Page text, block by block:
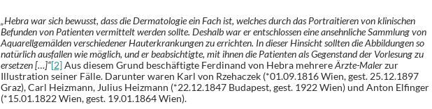
„Hebra war sich bewusst, dass die Dermatologie ein Fach ist, welches durch das Portraitieren von klinischen
Befunden von Patienten vermittelt werden sollte. Deshalb war er entschlossen eine ansehnliche Sammlung von
Aquarellgemälden verschiedener Hauterkrankungen zu errichten. In dieser Hinsicht sollten die Abbildungen so
natürlich ausfallen wie möglich, und er beabsichtigte, mit ihnen die Patienten als Gegenstand der Vorlesung zu
ersetzen […]“[2]Aus diesem Grund beschäftigte Ferdinand von Hebra mehrereÄrzte-Malerzur
Illustration seiner Fälle. Darunter waren Karl von Rzehaczek (*01.09.1816 Wien, gest. 25.12.1897
Graz), Carl Heizmann, Julius Heizmann (*22.12.1847 Budapest, gest. 1922 Wien) und Anton Elfinger
(*15.01.1822 Wien, gest. 19.01.1864 Wien).